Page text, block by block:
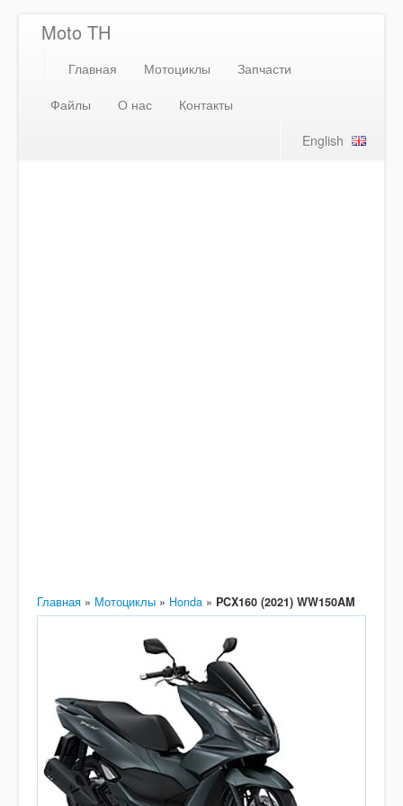
Moto TH
Главная Мотоциклы
Запчасти
Файлы
О нас
Контакты
English
Главная » Мотоциклы » Honda » PCX160 (2021) WW150AM